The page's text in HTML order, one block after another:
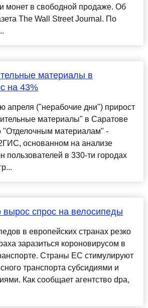
монет в свободной продаже. Об
The Wall Street Journal. По
материалы в
на 43%
апреля ("нерабочие дни") прирост
материалы" в Саратове
"Отделочным материалам" -
основанном на анализе
пользователей в 330-ти городах
вырос спрос на велосипеды
в европейских странах резко
заразиться короновирусом в
Страны ЕС стимулируют
транспорта субсидиями и
Как сообщает агентство dpa,